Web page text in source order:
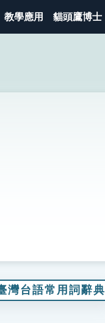
教學應用 貓頭鷹博士
灣台語常用詞辭典